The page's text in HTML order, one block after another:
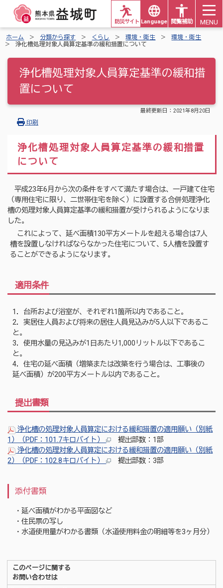
Languages 閲覧補助
防災サイト MENU
ホーム 分類から探す くらし 環境・衛生
環境・衛生
浄化槽処理対象人員算定基準の緩和措置について
浄化槽処理対象人員算定基準の緩和措
置について
最終更新日： 2021年8月20日
印刷
浄化槽処理対象人員算定基準の緩和措置
について
平成23年6月から次の条件をすべて満たす場合は、一戸建て住宅
（専用住宅に限り、二世帯住宅を除く）に設置する合併処理浄化
槽の処理対象人員算定基準の緩和措置が受けられるようになりま
した。
これによって、延べ面積130平方メートルを超える場合は7人
槽を設置しなければならなかった住宅について、5人槽を設置す
ることができるようになります。
適用条件
1．台所および浴室が、それぞれ1箇所以内であること。
2．実居住人員および将来の居住人員見込みが5人以下であるこ
と。
3．使用水量の見込みが1日あたり1,000リットル以下であるこ
と。
4．住宅の延べ面積（増築または改築を行う場合は、工事後の
延べ面積）が200平方メートル以内であること。
提出書類
浄化槽の処理対象人員算定における緩和措置の適用願い（別紙
1）（PDF：101.7キロバイト）
←提出部数：1部
浄化槽の処理対象人員算定における緩和措置の適用願い（別紙
2）（PDF：102.8キロバイト）
←提出部数：3部
添付書類
・延べ面積がわかる平面図など
・住民票の写し
・水道使用量がわかる書類（水道使用料金の明細等を3ヶ月分）
このページに関する
お問い合わせは